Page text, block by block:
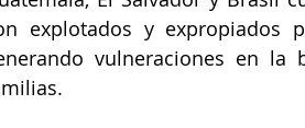
explotados y expropiados
vulneraciones en